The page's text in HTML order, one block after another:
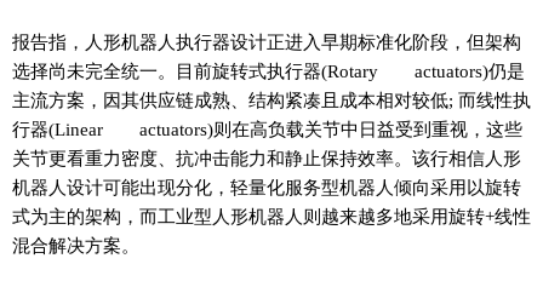
报告指，人形机器人执行器设计正进入早期标准化阶段，但架构
选择尚未完全统一。目前旋转式执行器(Rotary actuators)仍是
主流方案，因其供应链成熟、结构紧凑且成本相对较低; 而线性执
行器(Linear actuators)则在高负载关节中日益受到重视，这些
关节更看重力密度、抗冲击能力和静止保持效率。该行相信人形
机器人设计可能出现分化，轻量化服务型机器人倾向采用以旋转
式为主的架构，而工业型人形机器人则越来越多地采用旋转+线性
混合解决方案。